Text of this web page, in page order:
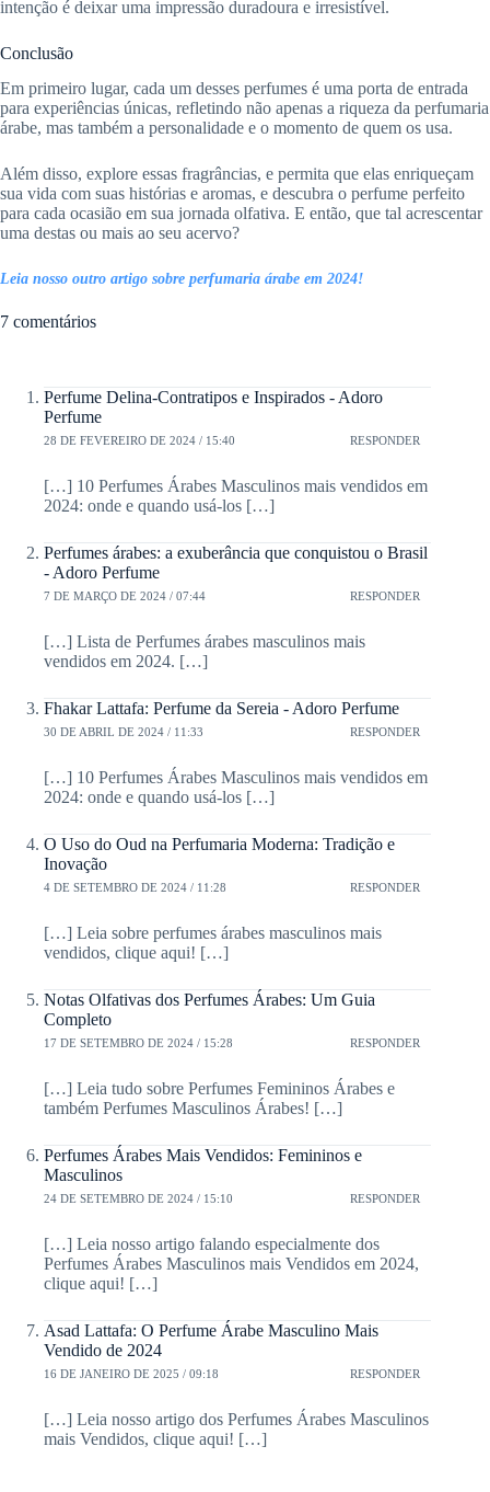
intenção é deixar uma impressão duradoura e irresistível.
Conclusão
Em primeiro lugar, cada um desses perfumes é uma porta de entrada
para experiências únicas, refletindo não apenas a riqueza da perfumaria
árabe, mas também a personalidade e o momento de quem os usa.
Além disso, explore essas fragrâncias, e permita que elas enriqueçam
sua vida com suas histórias e aromas, e descubra o perfume perfeito
para cada ocasião em sua jornada olfativa. E então, que tal acrescentar
uma destas ou mais ao seu acervo?
Leia nosso outro artigo sobre perfumaria árabe em 2024!
7 comentários
Perfume Delina-Contratipos e Inspirados - Adoro
Perfume
28 DE FEVEREIRO DE 2024 / 15:40 RESPONDER
[…] 10 Perfumes Árabes Masculinos mais vendidos em
2024: onde e quando usá-los […]
Perfumes árabes: a exuberância que conquistou o Brasil
- Adoro Perfume
7 DE MARÇO DE 2024 / 07:44 RESPONDER
[…] Lista de Perfumes árabes masculinos mais
vendidos em 2024. […]
Fhakar Lattafa: Perfume da Sereia - Adoro Perfume
30 DE ABRIL DE 2024 / 11:33 RESPONDER
[…] 10 Perfumes Árabes Masculinos mais vendidos em
2024: onde e quando usá-los […]
O Uso do Oud na Perfumaria Moderna: Tradição e
Inovação
4 DE SETEMBRO DE 2024 / 11:28 RESPONDER
[…] Leia sobre perfumes árabes masculinos mais
vendidos, clique aqui! […]
Notas Olfativas dos Perfumes Árabes: Um Guia
Completo
17 DE SETEMBRO DE 2024 / 15:28 RESPONDER
[…] Leia tudo sobre Perfumes Femininos Árabes e
também Perfumes Masculinos Árabes! […]
Perfumes Árabes Mais Vendidos: Femininos e
Masculinos
24 DE SETEMBRO DE 2024 / 15:10 RESPONDER
[…] Leia nosso artigo falando especialmente dos
Perfumes Árabes Masculinos mais Vendidos em 2024,
clique aqui! […]
Asad Lattafa: O Perfume Árabe Masculino Mais
Vendido de 2024
16 DE JANEIRO DE 2025 / 09:18 RESPONDER
[…] Leia nosso artigo dos Perfumes Árabes Masculinos
mais Vendidos, clique aqui! […]